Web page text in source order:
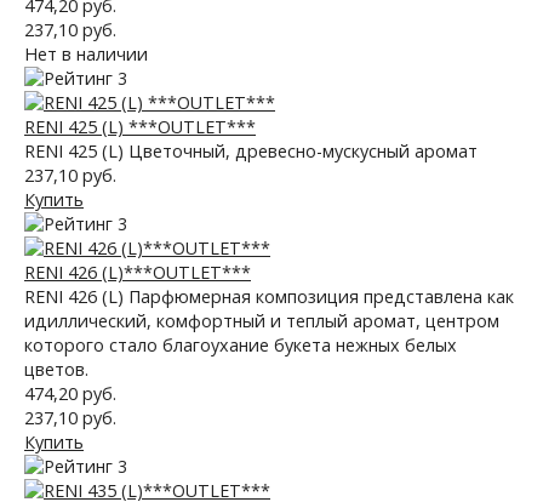
474,20 руб.
237,10 руб.
Нет в наличии
RENI 425 (L) ***OUTLET***
RENI 425 (L) Цветочный, древесно-мускусный аромат
237,10 руб.
Купить
RENI 426 (L)***OUTLET***
RENI 426 (L) Парфюмерная композиция представлена как
идиллический, комфортный и теплый аромат, центром
которого стало благоухание букета нежных белых
цветов.
474,20 руб.
237,10 руб.
Купить